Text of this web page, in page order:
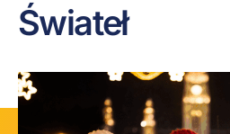
Świateł